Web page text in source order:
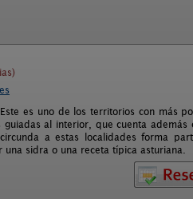
es uno de los territorios con más
al interior, que cuenta además
a estas localidades forma
sidra o una receta típica asturiana.